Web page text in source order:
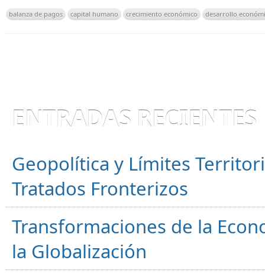
balanza de pagos capital humano crecimiento económico desarrollo
ENTRADAS RECIENTES
Geopolítica y Límites
Tratados Fronterizos
Transformaciones de la
la Globalización